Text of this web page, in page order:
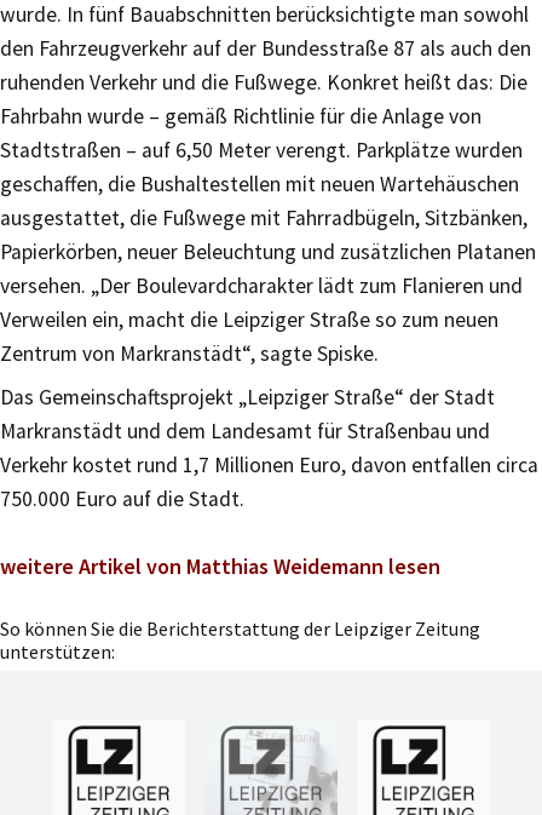
wurde. In fünf Bauabschnitten berücksichtigte man sowohl
den Fahrzeugverkehr auf der Bundesstraße 87 als auch den
ruhenden Verkehr und die Fußwege. Konkret heißt das: Die
Fahrbahn wurde – gemäß Richtlinie für die Anlage von
Stadtstraßen – auf 6,50 Meter verengt. Parkplätze wurden
geschaffen, die Bushaltestellen mit neuen Wartehäuschen
ausgestattet, die Fußwege mit Fahrradbügeln, Sitzbänken,
Papierkörben, neuer Beleuchtung und zusätzlichen Platanen
versehen. „Der Boulevardcharakter lädt zum Flanieren und
Verweilen ein, macht die Leipziger Straße so zum neuen
Zentrum von Markranstädt“, sagte Spiske.
Das Gemeinschaftsprojekt „Leipziger Straße“ der Stadt
Markranstädt und dem Landesamt für Straßenbau und
Verkehr kostet rund 1,7 Millionen Euro, davon entfallen circa
750.000 Euro auf die Stadt.
weitere Artikel von Matthias Weidemann lesen
So können Sie die Berichterstattung der Leipziger Zeitung
unterstützen: